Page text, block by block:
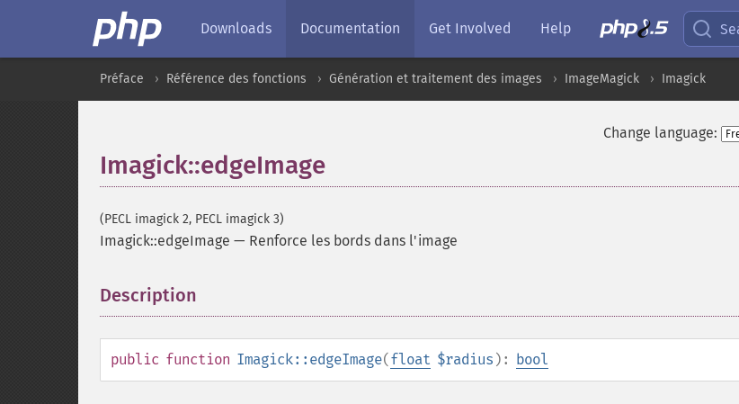
Downloads Documentation Get Involved Help
Préface Référence des fonctions Génération et traitement des images ImageMagick Imagick
Change language:
Imagick::edgeImage
(PECL imagick 2, PECL imagick 3)
Imagick::edgeImage — Renforce les bords dans l'image
Description
public function Imagick::edgeImage(float $radius ): bool